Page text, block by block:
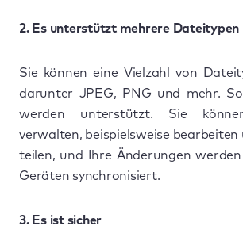
2. Es unterstützt mehrere Dateitypen
Sie können eine Vielzahl von
darunter JPEG, PNG und mehr.
werden unterstützt. Sie
verwalten, beispielsweise bearbeiten
teilen, und Ihre Änderungen
Geräten synchronisiert.
3. Es ist sicher